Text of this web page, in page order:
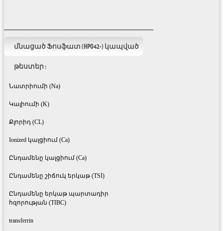
մնացած Ֆոսֆատ (HPO42-) կապված
թեստեր :
Նատրիումի (Na)
Կալիումի (K)
Քլորիդ (CL)
Ionized կալցիում (Ca)
Ընդամենը կալցիում (Ca)
Ընդամենը շիճուկ երկաթ (TSI)
Ընդամենը երկաթ պարտադիր
հզորության (TIBC)
transferrin